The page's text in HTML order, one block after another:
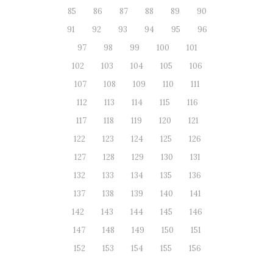
85
86 87 88 89
90
91
92 93 94 95
96
97
98 99 100
101
102
103 104 105
106
107
108 109 110
111
112
113 114 115
116
117
118 119 120
121
122
123 124 125
126
127
128 129 130
131
132
133 134 135
136
137
138 139 140
141
142
143 144 145
146
147
148 149 150
151
152
153 154 155
156